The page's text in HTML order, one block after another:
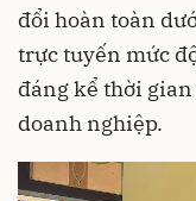
đổi hoàn toàn
trực tuyến mức
đáng kể thời
doanh nghiệp.